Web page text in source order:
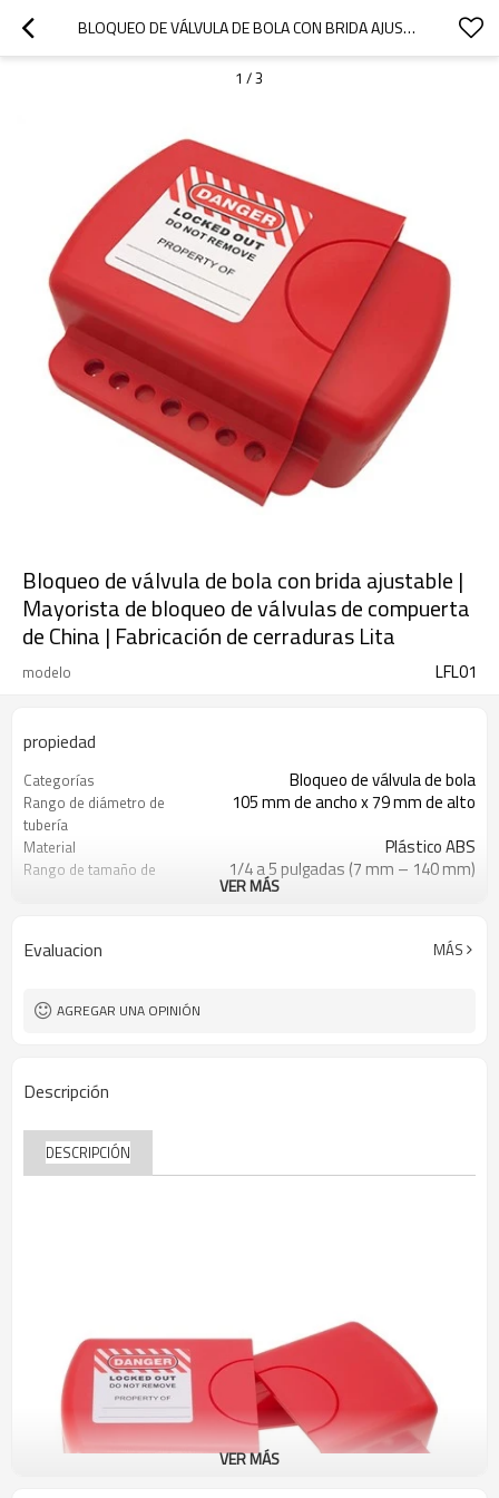
BLOQUEO DE VÁLVULA DE BOLA CON BRIDA AJUSTABLE | MAYORISTA DE BLOQUEO DE VÁLVULAS DE COMPUERTA DE CHINA | FABRICACIÓN DE CERRADURAS LITA
1 /3
Bloqueo de válvula de bola con brida ajustable |
Mayorista de bloqueo de válvulas de compuerta
de China | Fabricación de cerraduras Lita
modelo LFL01
propiedad
Categorías Bloqueo de válvula de bola
Rango de diámetro de
tubería
105 mm de ancho x 79 mm de alto
Material Plástico ABS
Rango de tamaño de
1/4 a 5 pulgadas (7 mm – 140 mm)
Tipo de envío
Entrega Express, Transporte
Condiciones de pago
VER MÁS
Evaluacion MÁS
AGREGAR UNA OPINIÓN
Descripción
DESCRIPCIÓN
VER MÁS